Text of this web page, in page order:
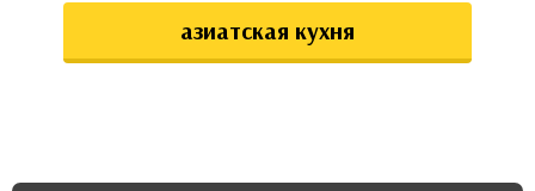
азиатская кухня